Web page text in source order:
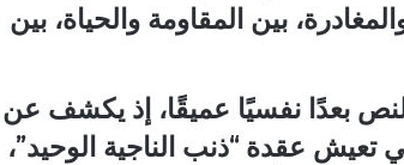
بين المقاومة والحياة، بين
بعدًا نفسيًا عميقًا، إذ يكشف عن
تعيش عقدة “ذنب الناجية الوحيد”،